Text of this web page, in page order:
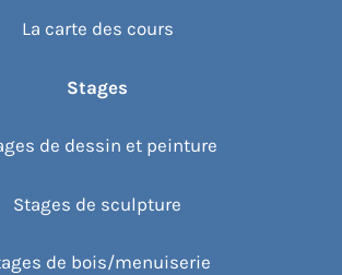
La carte des cours
Stages
de dessin et peinture
Stages de sculpture
de bois/menuiserie